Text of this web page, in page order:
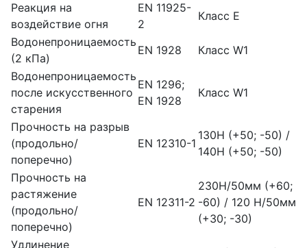
Реакция на
воздействие огня
EN 11925-
2
Класс E
Водонепроницаемость
(2 кПа)
EN 1928
Класс W1
Водонепроницаемость
после искусственного
старения
EN 1296;
EN 1928
Класс W1
Прочность на разрыв
(продольно/
поперечно)
EN 12310-1
130Н (+50; -50) /
140Н (+50; -50)
Прочность на
растяжение
(продольно/
поперечно)
EN 12311-2
230Н/50мм (+60;
-60) / 120 Н/50мм
(+30; -30)
Удлинение